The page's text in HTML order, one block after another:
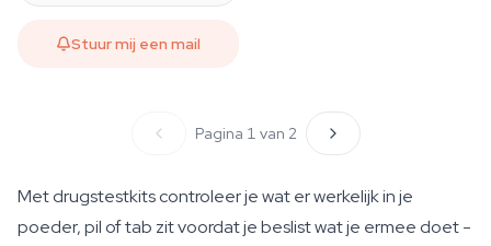
Stuur mij een mail
Pagina 1 van 2
Met drugstestkits controleer je wat er werkelijk in je
poeder, pil of tab zit voordat je beslist wat je ermee doet -